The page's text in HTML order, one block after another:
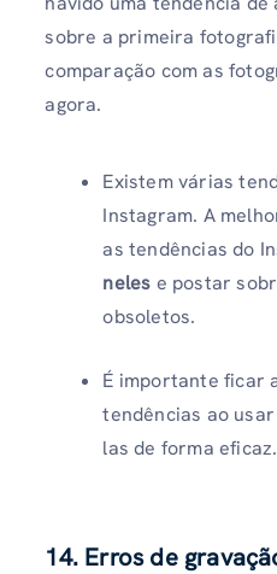
sobre a primeira
comparação com as
agora.
Existem várias
Instagram. A
as tendências do
neles e postar
obsoletos.
É importante ficar
tendências ao
las de forma eficaz.
14. Erros de